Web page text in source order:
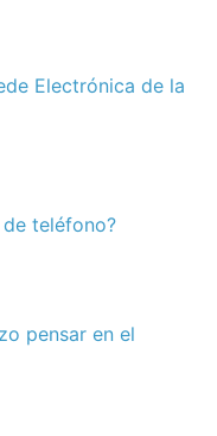
Electrónica de la
teléfono?
pensar en el